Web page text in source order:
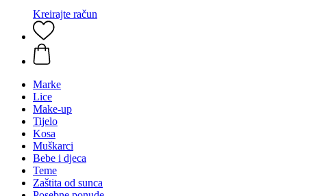
Kreirajte račun
Marke
Lice
Make-up
Tijelo
Kosa
Muškarci
Bebe i djeca
Teme
Zaštita od sunca